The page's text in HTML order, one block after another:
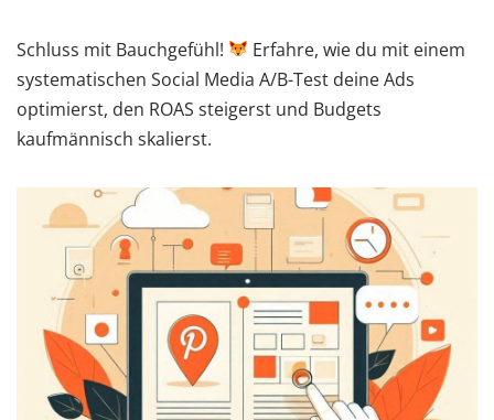
Schluss mit Bauchgefühl!
Erfahre, wie du mit einem
systematischen Social Media A/B-Test deine Ads
optimierst, den ROAS steigerst und Budgets
kaufmännisch skalierst.